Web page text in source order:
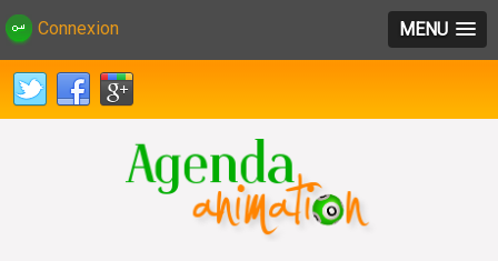
Connexion MENU